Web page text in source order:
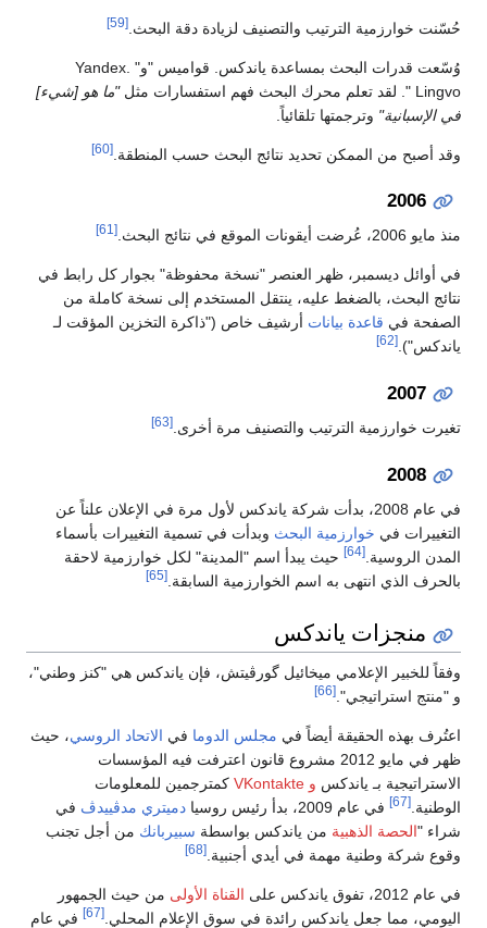
حُسّنت خوارزمية الترتيب والتصنيف لزيادة دقة البحث. [59]
وُسّعت قدرات البحث بمساعدة ياندكس. قواميس "و" Yandex.
Lingvo ". لقد تعلم محرك البحث فهم استفسارات مثل
"ما هو [شيء]
في الإسبانية" وترجمتها تلقائياً.
وقد أصبح من الممكن تحديد نتائج البحث حسب المنطقة. [60]
2006
منذ مايو 2006، عُرضت أيقونات الموقع في نتائج البحث. [61]
في أوائل ديسمبر، ظهر العنصر "نسخة محفوظة" بجوار كل رابط في
نتائج البحث، بالضغط عليه، ينتقل المستخدم إلى نسخة كاملة من
الصفحة في قاعدة بيانات أرشيف خاص ("ذاكرة التخزين المؤقت لـ
ياندكس").[62]
2007
تغيرت خوارزمية الترتيب والتصنيف مرة أخرى. [63]
2008
في عام 2008، بدأت شركة ياندكس لأول مرة في الإعلان علناً عن
التغييرات في خوارزمية البحث وبدأت في تسمية التغييرات بأسماء
المدن الروسية. [64]
حيث يبدأ اسم "المدينة" لكل خوارزمية لاحقة
بالحرف الذي انتهى به اسم الخوارزمية السابقة. [65]
منجزات ياندكس
وفقاً للخبير الإعلامي ميخائيل گورڤيتش، فإن ياندكس هي "كنز وطني"،
و "منتج استراتيجي". [66]
اعتُرف بهذه الحقيقة أيضاً في مجلس الدوما في الاتحاد الروسي، حيث
ظهر في مايو 2012 مشروع قانون اعترفت فيه المؤسسات
الاستراتيجية بـ ياندكس و VKontakte
كمترجمين للمعلومات
الوطنية. [67] في عام 2009، بدأ رئيس روسيا دميتري مدڤييدڤ في
شراء "الحصة الذهبية من ياندكس بواسطة سبيربانك من أجل تجنب
وقوع شركة وطنية مهمة في أيدي أجنبية. [68]
في عام 2012، تفوق ياندكس على القناة الأولى من حيث الجمهور
اليومي، مما جعل ياندكس رائدة في سوق الإعلام المحلي. [67]
في عام